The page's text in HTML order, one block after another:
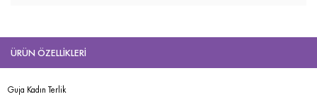
ÜRÜN ÖZELLIKLERI
Guja Kadın Terlik